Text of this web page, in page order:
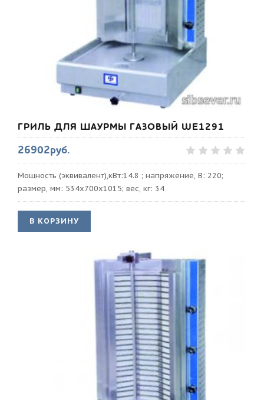
ГРИЛЬ ДЛЯ ШАУРМЫ ГАЗОВЫЙ WE1291
26902руб.
Мощность (эквивалент),кВт:14.8 ; напряжение, В: 220;
размер, мм: 534х700х1015; вес, кг: 34
В КОРЗИНУ